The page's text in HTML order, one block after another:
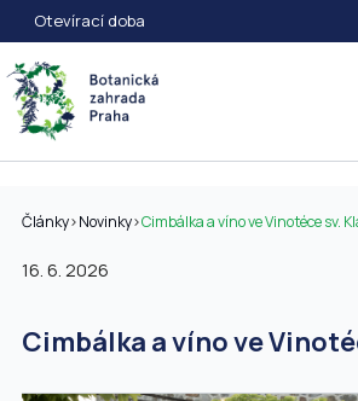
Otevírací doba
Články>Novinky>Cimbálka a víno ve Vinotéce sv.
16. 6. 2026
Cimbálka a víno ve